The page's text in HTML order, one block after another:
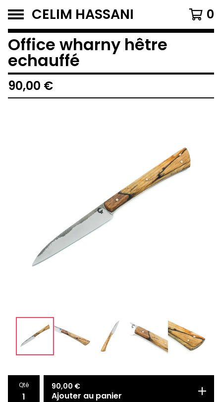
CELIM HASSANI 0
Office wharny hêtre
echauffé
90,00 €
Qté 90,00 €
Ajouter au panier